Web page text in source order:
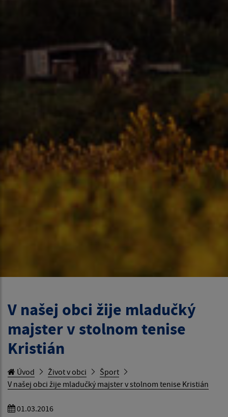
V našej obci žije mladučký
majster v stolnom tenise
Kristián
Úvod Život v obci
Šport
V našej obci žije mladučký majster v stolnom tenise Kristián
01.03.2016